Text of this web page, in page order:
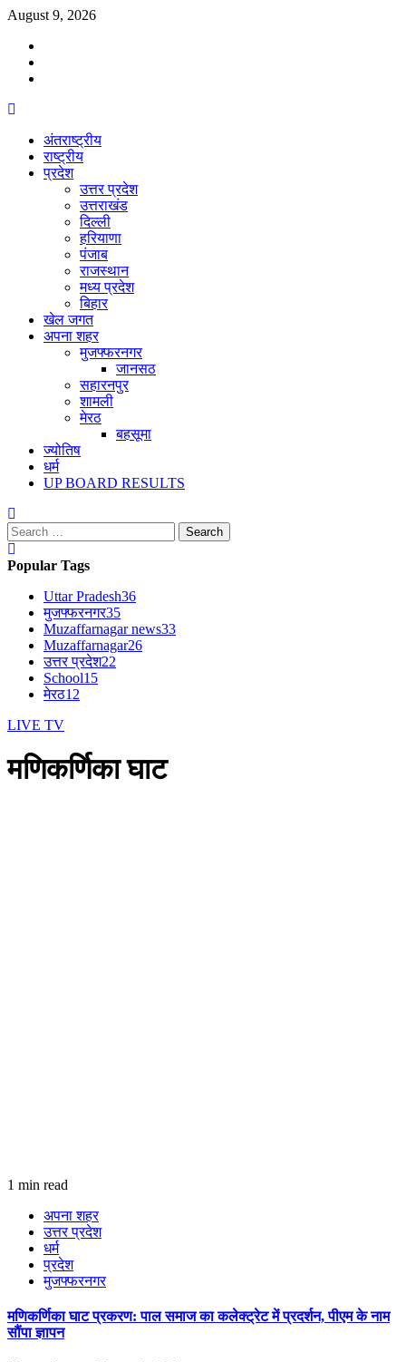
Skip
content
August 9, 2026
अंतराष्ट्रीय
राष्ट्रीय
प्रदेश
उत्तर प्रदेश
उत्तराखंड
दिल्ली
हरियाणा
पंजाब
राजस्थान
मध्य प्रदेश
बिहार
खेल जगत
अपना शहर
मुजफ्फरनगर
जानसठ
सहारनपुर
शामली
मेरठ
बहसूमा
ज्योतिष
धर्म
UP BOARD RESULTS
Search
for:
Popular Tags
Uttar Pradesh36
मुजफ्फरनगर35
Muzaffarnagar news33
Muzaffarnagar26
उत्तर प्रदेश22
School15
मेरठ12
LIVE TV
मणिकर्णिका घाट
1 min read
अपना शहर
उत्तर प्रदेश
धर्म
प्रदेश
मुजफ्फरनगर
मणिकर्णिका घाट प्रकरण: पाल समाज का कलेक्ट्रेट में प्रदर्शन, पीएम के नाम
सौंपा ज्ञापन